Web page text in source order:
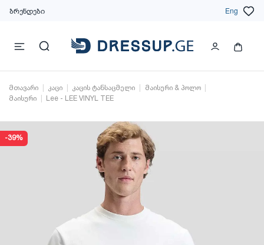
ბრენდები Eng
მთავარი კაცი კაცის ტანსაცმელი
მაისური & პოლო
მაისური
Lee - LEE VINYL TEE
-39%